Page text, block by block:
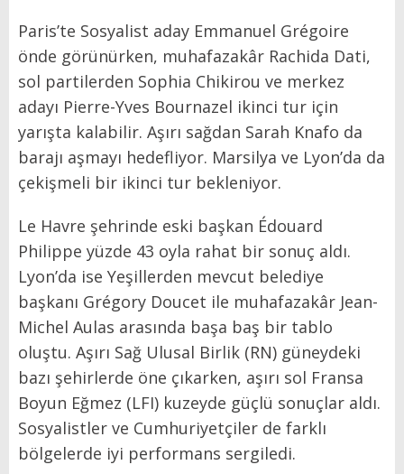
Paris’te Sosyalist aday Emmanuel Grégoire
önde görünürken, muhafazakâr Rachida Dati,
sol partilerden Sophia Chikirou ve merkez
adayı Pierre-Yves Bournazel ikinci tur için
yarışta kalabilir. Aşırı sağdan Sarah Knafo da
barajı aşmayı hedefliyor. Marsilya ve Lyon’da da
çekişmeli bir ikinci tur bekleniyor.
Le Havre şehrinde eski başkan Édouard
Philippe yüzde 43 oyla rahat bir sonuç aldı.
Lyon’da ise Yeşillerden mevcut belediye
başkanı Grégory Doucet ile muhafazakâr Jean-
Michel Aulas arasında başa baş bir tablo
oluştu. Aşırı Sağ Ulusal Birlik (RN) güneydeki
bazı şehirlerde öne çıkarken, aşırı sol Fransa
Boyun Eğmez (LFI) kuzeyde güçlü sonuçlar aldı.
Sosyalistler ve Cumhuriyetçiler de farklı
bölgelerde iyi performans sergiledi.